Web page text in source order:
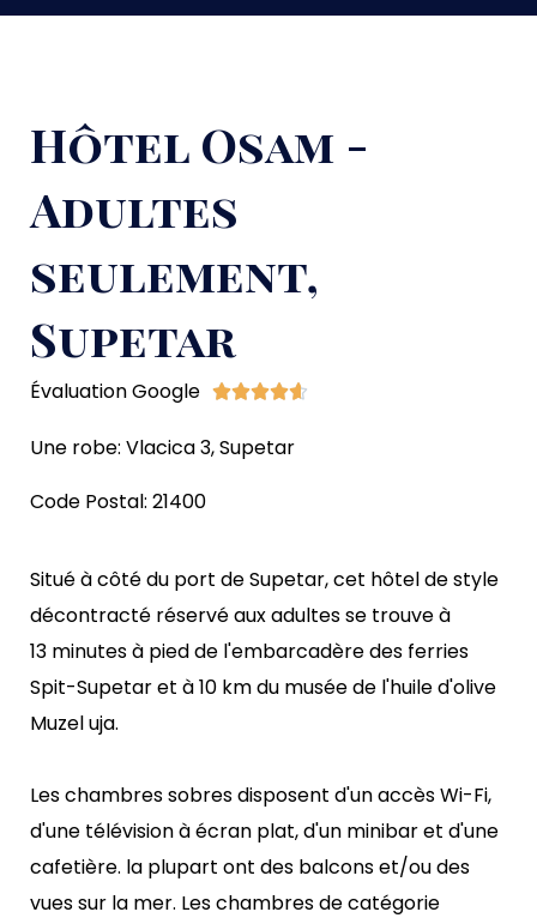
Hôtel Osam -
Adultes
seulement,
Supetar
Évaluation Google 
Une robe: Vlacica 3, Supetar
Code Postal: 21400
Situé à côté du port de Supetar, cet hôtel de style
décontracté réservé aux adultes se trouve à
13 minutes à pied de l'embarcadère des ferries
Spit-Supetar et à 10 km du musée de l'huile d'olive
Muzel uja.
Les chambres sobres disposent d'un accès Wi-Fi,
d'une télévision à écran plat, d'un minibar et d'une
cafetière. la plupart ont des balcons et/ou des
vues sur la mer. Les chambres de catégorie